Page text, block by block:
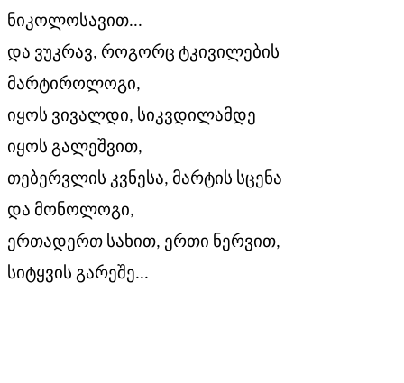
ნიკოლოსავით...
და ვუკრავ, როგორც ტკივილების
მარტიროლოგი,
იყოს ვივალდი, სიკვდილამდე
იყოს გალეშვით,
თებერვლის კვნესა, მარტის სცენა
და მონოლოგი,
ერთადერთ სახით, ერთი ნერვით,
სიტყვის გარეშე...